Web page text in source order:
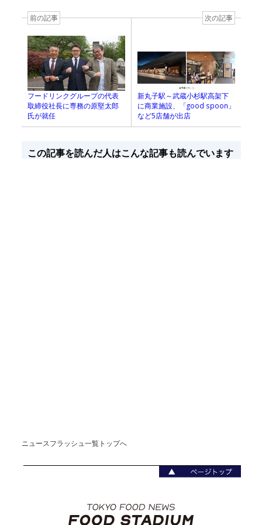
前の記事
フードリンクグループの代表
取締役社長に専務の原堅太郎
氏が就任
次の記事
新丸子駅～武蔵小杉駅高架下
に商業施設、「good spoon」
など5店舗が出店
この記事を読んだ人はこんな記事も読んでいます
ニュースフラッシュ一覧トップへ